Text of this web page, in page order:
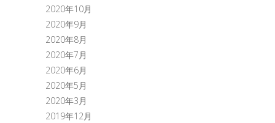
2020年10月
2020年9月
2020年8月
2020年7月
2020年6月
2020年5月
2020年3月
2019年12月